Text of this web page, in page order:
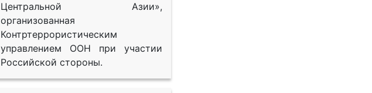
Центральной Азии»,
организованная
Контртеррористическим
управлением ООН при участии
Российской стороны.